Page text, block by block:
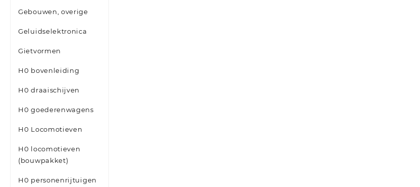
Gebouwen, overige
Geluidselektronica
Gietvormen
H0 bovenleiding
H0 draaischijven
H0 goederenwagens
H0 Locomotieven
H0 locomotieven
(bouwpakket)
H0 personenrijtuigen